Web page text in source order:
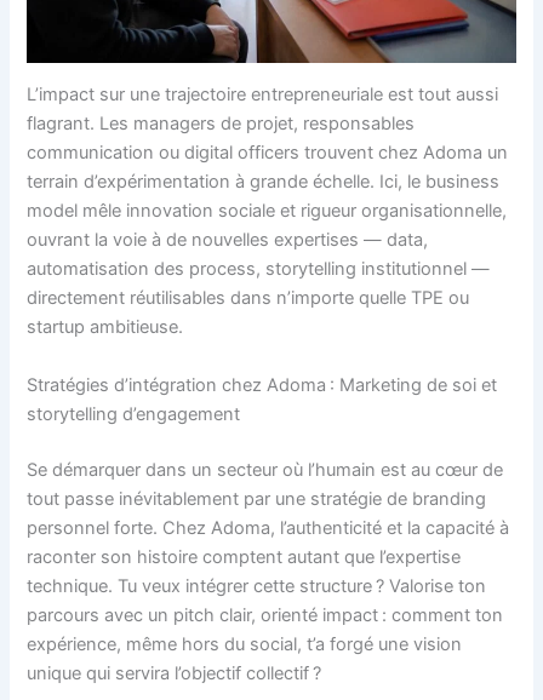
L’impact sur une trajectoire entrepreneuriale est tout aussi
flagrant. Les managers de projet, responsables
communication ou digital officers trouvent chez Adoma un
terrain d’expérimentation à grande échelle. Ici, le business
model mêle innovation sociale et rigueur organisationnelle,
ouvrant la voie à de nouvelles expertises — data,
automatisation des process, storytelling institutionnel —
directement réutilisables dans n’importe quelle TPE ou
startup ambitieuse.
Stratégies d’intégration chez Adoma : Marketing de soi et
storytelling d’engagement
Se démarquer dans un secteur où l’humain est au cœur de
tout passe inévitablement par une stratégie de branding
personnel forte. Chez Adoma, l’authenticité et la capacité à
raconter son histoire comptent autant que l’expertise
technique. Tu veux intégrer cette structure ? Valorise ton
parcours avec un pitch clair, orienté impact : comment ton
expérience, même hors du social, t’a forgé une vision
unique qui servira l’objectif collectif ?